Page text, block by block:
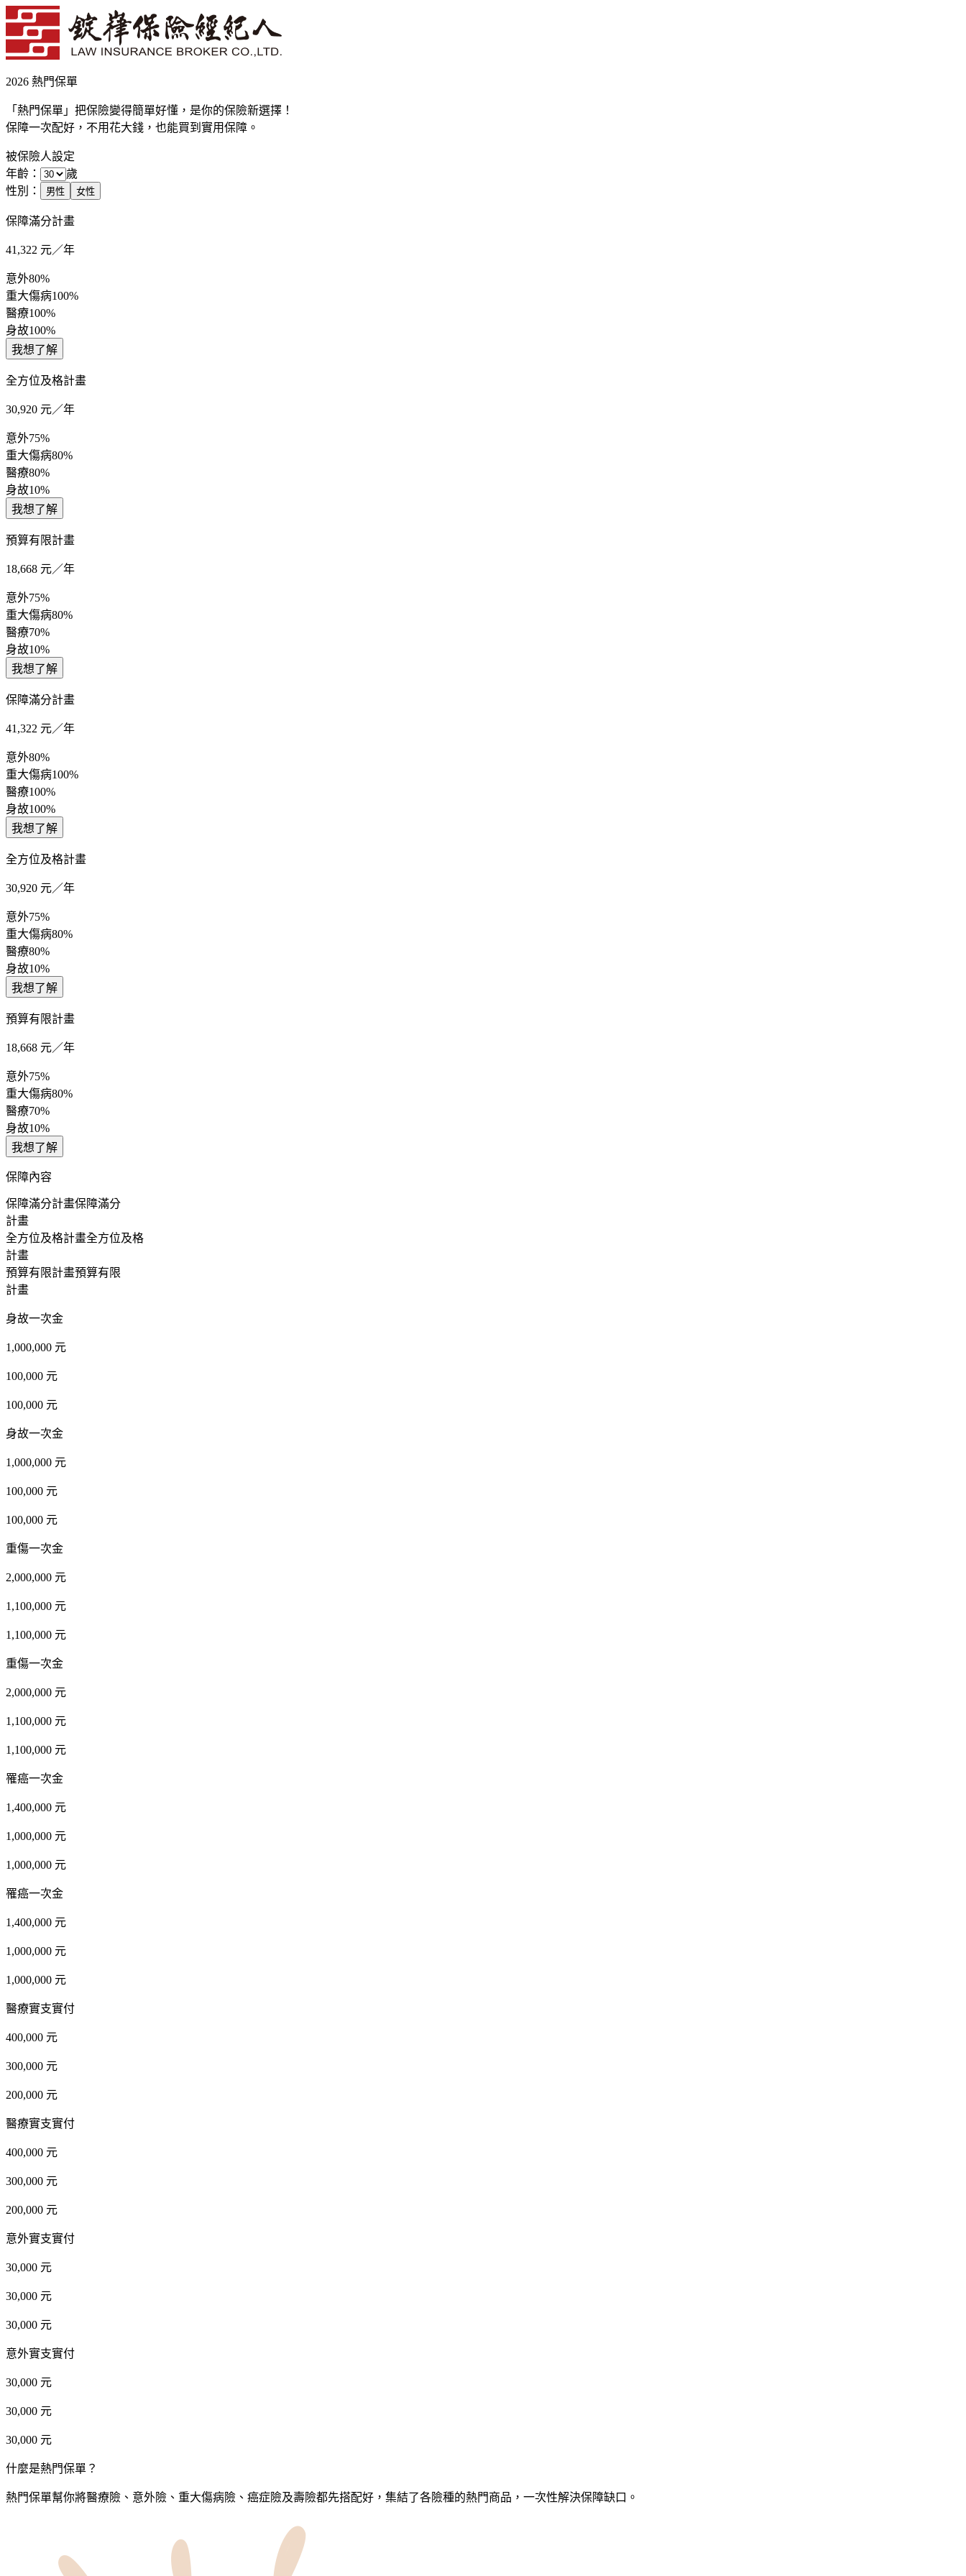
2026 熱門保單
「熱門保單」把保險變得簡單好懂，是你的保險新選擇！
保障一次配好，不用花大錢，也能買到實用保障。
被保險人設定
年齡：
歲
性別：
男性 女性
保障滿分計畫
41,322 元／年
意外80%
重大傷病100%
醫療100%
身故100%
我想了解
全方位及格計畫
30,920 元／年
意外75%
重大傷病80%
醫療80%
身故10%
我想了解
預算有限計畫
18,668 元／年
意外75%
重大傷病80%
醫療70%
身故10%
我想了解
保障滿分計畫
41,322 元／年
意外80%
重大傷病100%
醫療100%
身故100%
我想了解
全方位及格計畫
30,920 元／年
意外75%
重大傷病80%
醫療80%
身故10%
我想了解
預算有限計畫
18,668 元／年
意外75%
重大傷病80%
醫療70%
身故10%
我想了解
保障內容
保障滿分計畫保障滿分
計畫
全方位及格計畫全方位及格
計畫
預算有限計畫預算有限
計畫
身故一次金
1,000,000 元
100,000 元
100,000 元
身故一次金
1,000,000 元
100,000 元
100,000 元
重傷一次金
2,000,000 元
1,100,000 元
1,100,000 元
重傷一次金
2,000,000 元
1,100,000 元
1,100,000 元
罹癌一次金
1,400,000 元
1,000,000 元
1,000,000 元
罹癌一次金
1,400,000 元
1,000,000 元
1,000,000 元
醫療實支實付
400,000 元
300,000 元
200,000 元
醫療實支實付
400,000 元
300,000 元
200,000 元
意外實支實付
30,000 元
30,000 元
30,000 元
意外實支實付
30,000 元
30,000 元
30,000 元
什麼是熱門保單？
熱門保單幫你將醫療險、意外險、重大傷病險、癌症險及壽險都先搭配好，集結了各險種的熱門商品，一次性解決保障缺口。